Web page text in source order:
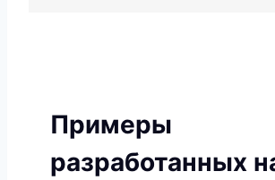
Примеры
разработанных